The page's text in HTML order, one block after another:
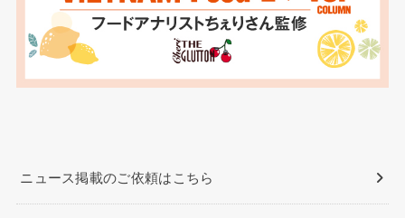
ニュース掲載のご依頼はこちら